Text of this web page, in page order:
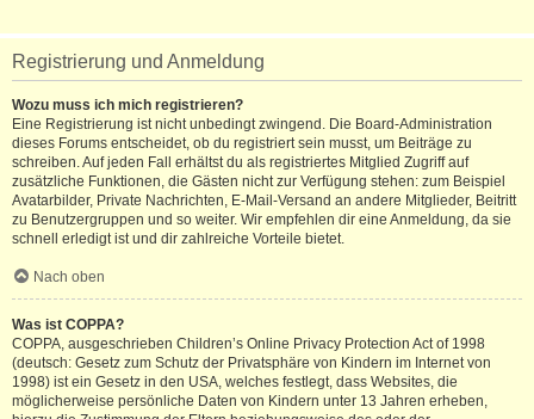
Registrierung und Anmeldung
Wozu muss ich mich registrieren?
Eine Registrierung ist nicht unbedingt zwingend. Die Board-Administration
dieses Forums entscheidet, ob du registriert sein musst, um Beiträge zu
schreiben. Auf jeden Fall erhältst du als registriertes Mitglied Zugriff auf
zusätzliche Funktionen, die Gästen nicht zur Verfügung stehen: zum Beispiel
Avatarbilder, Private Nachrichten, E-Mail-Versand an andere Mitglieder, Beitritt
zu Benutzergruppen und so weiter. Wir empfehlen dir eine Anmeldung, da sie
schnell erledigt ist und dir zahlreiche Vorteile bietet.
Nach oben
Was ist COPPA?
COPPA, ausgeschrieben Children’s Online Privacy Protection Act of 1998
(deutsch: Gesetz zum Schutz der Privatsphäre von Kindern im Internet von
1998) ist ein Gesetz in den USA, welches festlegt, dass Websites, die
möglicherweise persönliche Daten von Kindern unter 13 Jahren erheben,